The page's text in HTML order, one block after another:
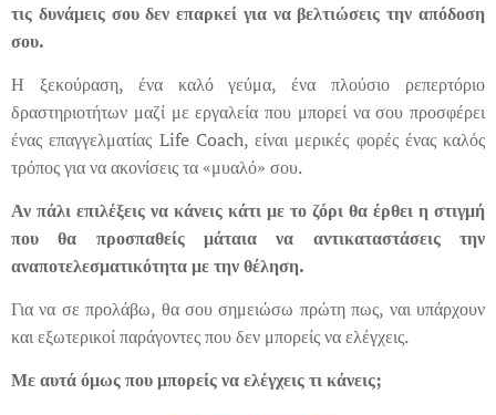
τις δυνάμεις σου δεν επαρκεί για να βελτιώσεις την απόδοση
σου.
Η ξεκούραση, ένα καλό γεύμα, ένα πλούσιο ρεπερτόριο
δραστηριοτήτων μαζί με εργαλεία που μπορεί να σου προσφέρει
ένας επαγγελματίας Life Coach, είναι μερικές φορές ένας καλός
τρόπος για να ακονίσεις τα «μυαλό» σου.
Αν πάλι επιλέξεις να κάνεις κάτι με το ζόρι θα έρθει η στιγμή
που θα προσπαθείς μάταια να αντικαταστάσεις την
αναποτελεσματικότητα με την θέληση.
Για να σε προλάβω, θα σου σημειώσω πρώτη πως, ναι υπάρχουν
και εξωτερικοί παράγοντες που δεν μπορείς να ελέγχεις.
Με αυτά όμως που μπορείς να ελέγχεις τι κάνεις;